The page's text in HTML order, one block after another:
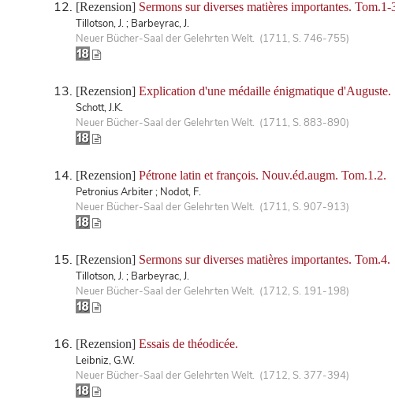
[Rezension] Sermons sur diverses matières importantes. Tom.1-
Tillotson, J. ; Barbeyrac, J.
Neuer Bücher-Saal der Gelehrten Welt. (1711, S. 746-755)
[Rezension] Explication d'une médaille énigmatique d'Auguste.
Schott, J.K.
Neuer Bücher-Saal der Gelehrten Welt. (1711, S. 883-890)
[Rezension] Pétrone latin et françois. Nouv.éd.augm. Tom.1.2.
Petronius Arbiter ; Nodot, F.
Neuer Bücher-Saal der Gelehrten Welt. (1711, S. 907-913)
[Rezension] Sermons sur diverses matières importantes. Tom.4.
Tillotson, J. ; Barbeyrac, J.
Neuer Bücher-Saal der Gelehrten Welt. (1712, S. 191-198)
[Rezension] Essais de théodicée.
Leibniz, G.W.
Neuer Bücher-Saal der Gelehrten Welt. (1712, S. 377-394)